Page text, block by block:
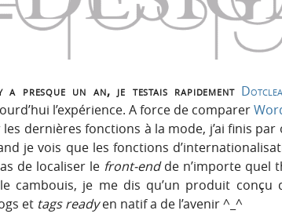
presque un an, je testais rapidement
l’expérience. A force de comparer
les dernières fonctions à la mode, j’ai finis par
je vois que les fonctions
de localiser le front-endde n’importe quel
cambouis, je me dis qu’un produit conçu
et tags readyen natif a de l’avenir ^_^